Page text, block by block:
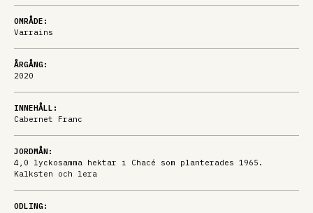
OMRÅDE:
Varrains
ÅRGÅNG:
2020
INNEHÅLL:
Cabernet Franc
JORDMÅN:
4,0 lyckosamma hektar i Chacé som planterades 1965.
Kalksten och lera
ODLING: